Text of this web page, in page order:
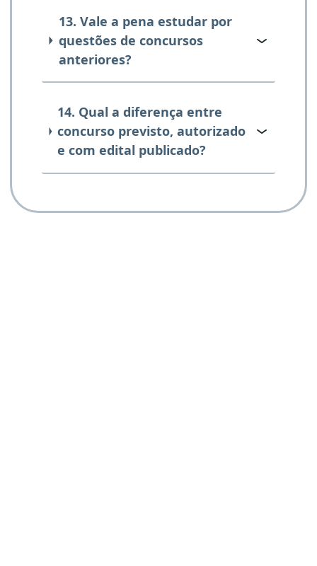
13. Vale a pena estudar por
questões de concursos
anteriores?
14. Qual a diferença entre
concurso previsto, autorizado
e com edital publicado?